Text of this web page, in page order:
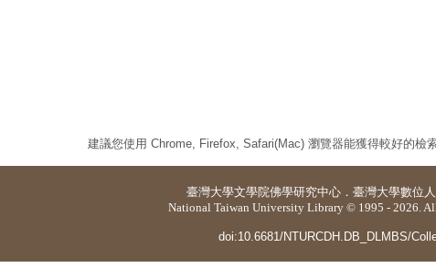
建議您使用 Chrome, Firefox, Safari(Mac) 瀏覽器能獲得較好的檢
臺灣大學文學院佛學研究中心 ． 臺灣大學數位
National Taiwan University Library © 1995 - 2026.
doi:10.6681/NTURCDH.DB_DLMBS/